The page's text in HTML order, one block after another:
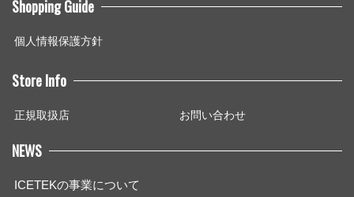
Shopping Guide
個人情報保護方針
Store Info
正規取扱店 お問い合わせ
NEWS
ICETEKの事業について